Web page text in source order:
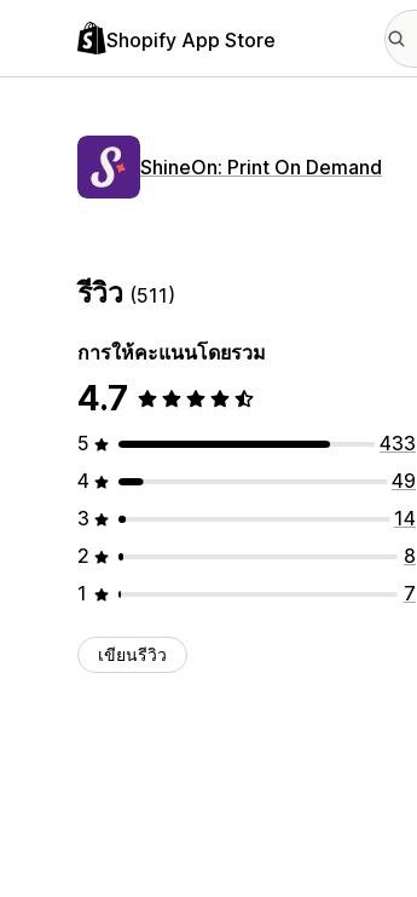
Shopify App Store
ShineOn: Print On Demand
รีวิว (511)
การให้คะแนนโดยรวม
4.7
5
433
4
49
3
14
2
8
1
7
เขียนรีวิว